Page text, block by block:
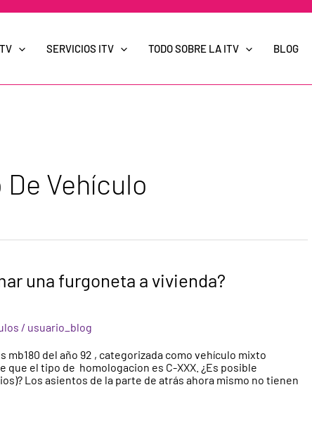
SERVICIOS ITV TODO SOBRE LA ITV BLOG
Vehículo
una furgoneta a vivienda?
/ usuario_blog
del año 92 , categorizada como vehículo mixto
el tipo de homologacion es C-XXX. ¿Es posible
Los asientos de la parte de atrás ahora mismo no tienen